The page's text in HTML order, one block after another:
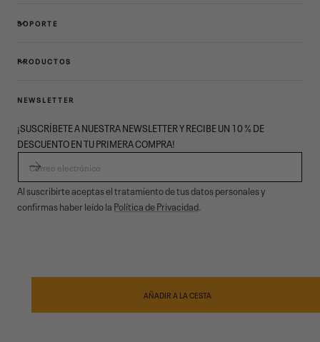
AÑADIR A LA CESTA
SOPORTE
PRODUCTOS
NEWSLETTER
¡SUSCRÍBETE A NUESTRA NEWSLETTER Y RECIBE UN 10 % DE
DESCUENTO EN TU PRIMERA COMPRA!
Al suscribirte aceptas el tratamiento de tus datos personales y
confirmas haber leído la Política de Privacidad.